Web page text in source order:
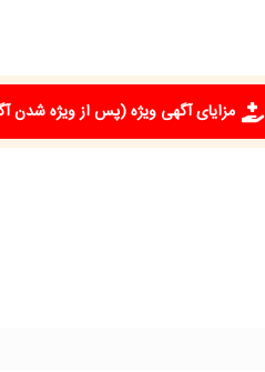
مزایای آگهی ویژه(پس از ویژه شدن